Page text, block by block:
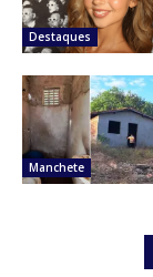
Destaques
Manchete